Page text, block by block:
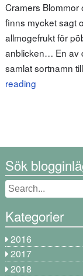
Cramers
finns mycket sagt
allmogefrukt för
anblicken… En av
samlat sortnamn
reading
Sök
Kategorier
2016
2017
2018